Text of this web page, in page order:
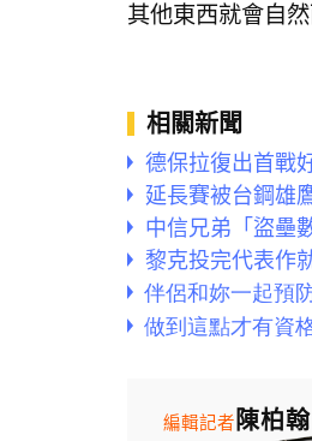
其他東西就會自然
相關新聞
德保拉復出首戰
延長賽被台鋼雄
中信兄弟「盜壘
黎克投完代表作
陳柏翰
編輯記者